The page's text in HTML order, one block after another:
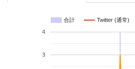
合計 Twitter (通常)
3
4